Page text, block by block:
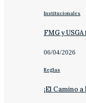
Institucionales
FMG y
06/04/2026
Reglas
¡El Camino